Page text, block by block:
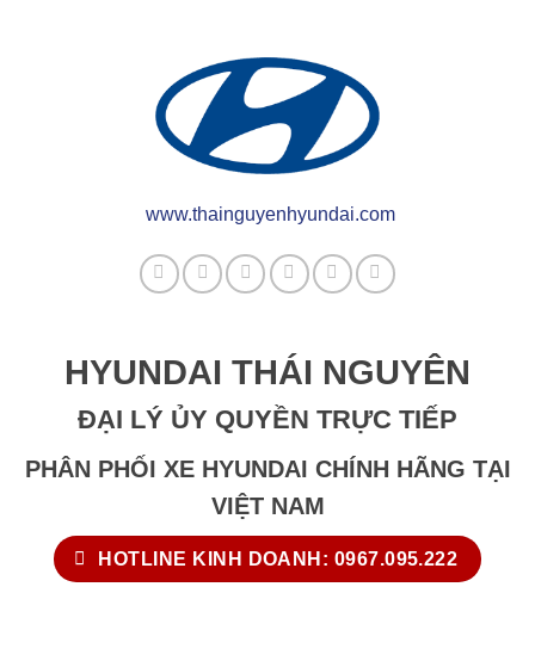
www.thainguyenhyundai.com
HYUNDAI THÁI NGUYÊN
ĐẠI LÝ ỦY QUYỀN TRỰC TIẾP
PHÂN PHỐI XE HYUNDAI CHÍNH HÃNG TẠI
VIỆT NAM
HOTLINE KINH DOANH: 0967.095.222